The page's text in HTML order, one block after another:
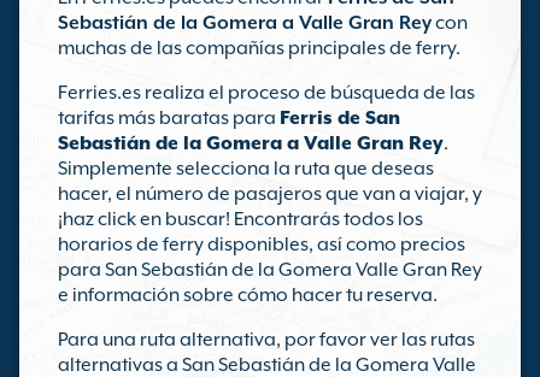
Sebastián de la Gomera a Valle Gran Reycon
muchas de las compañías principales de ferry.
Ferries.es realiza el proceso de búsqueda de las
tarifas más baratas para Ferris de San
Sebastián de la Gomera a Valle Gran Rey.
Simplemente selecciona la ruta que deseas
hacer, el número de pasajeros que van a viajar, y
¡haz click en buscar! Encontrarás todos los
horarios de ferry disponibles, así como precios
para San Sebastián de la Gomera Valle Gran Rey
e información sobre cómo hacer tu reserva.
Para una ruta alternativa, por favor ver las rutas
alternativas a San Sebastián de la Gomera Valle